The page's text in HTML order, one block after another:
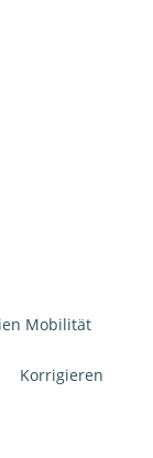
Mobilität
Korrigieren